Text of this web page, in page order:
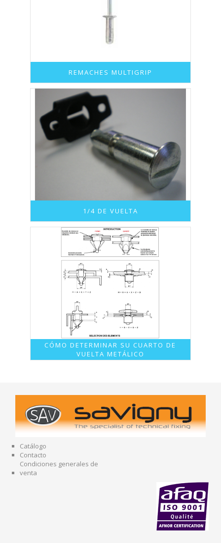
REMACHES MULTIGRIP
1/4 DE VUELTA
CÓMO DETERMINAR SU CUARTO DE
VUELTA METÁLICO
Catálogo
Contacto
Condiciones generales de
venta